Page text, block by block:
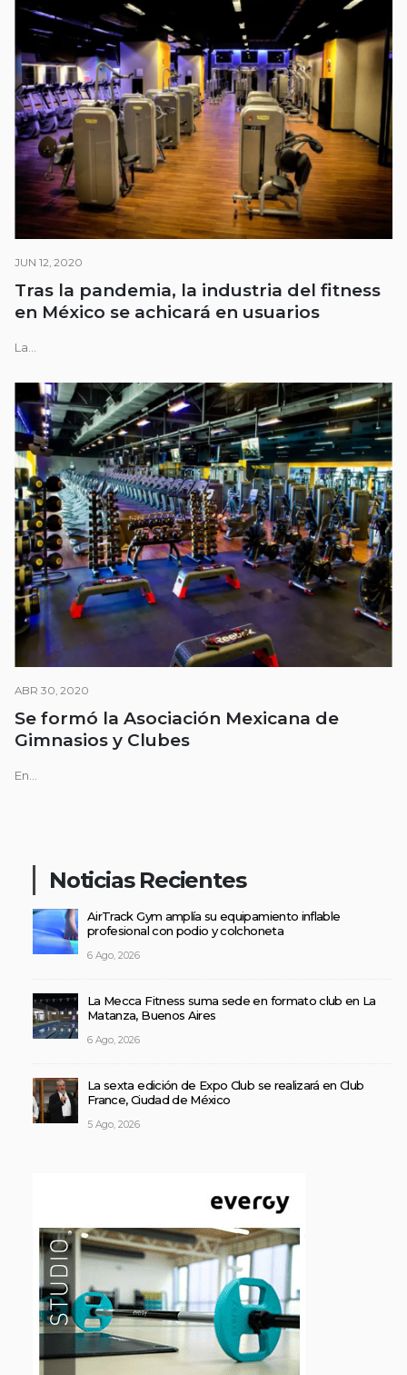
JUN 12, 2020
Tras la pandemia, la industria del fitness
en México se achicará en usuarios
La...
ABR 30, 2020
Se formó la Asociación Mexicana de
Gimnasios y Clubes
En...
Noticias Recientes
AirTrack Gym amplía su equipamiento inflable
profesional con podio y colchoneta
6 Ago, 2026
La Mecca Fitness suma sede en formato club en La
Matanza, Buenos Aires
6 Ago, 2026
La sexta edición de Expo Club se realizará en Club
France, Ciudad de México
5 Ago, 2026